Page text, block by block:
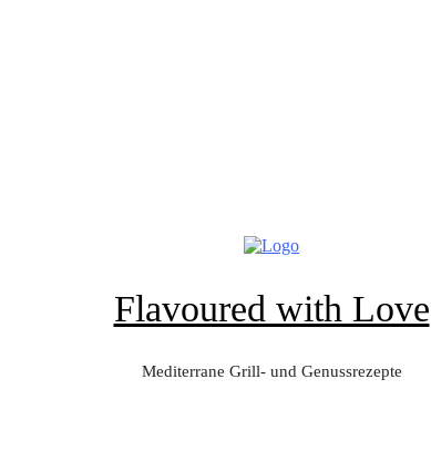
Flavoured with Love
Mediterrane Grill- und Genussrezepte